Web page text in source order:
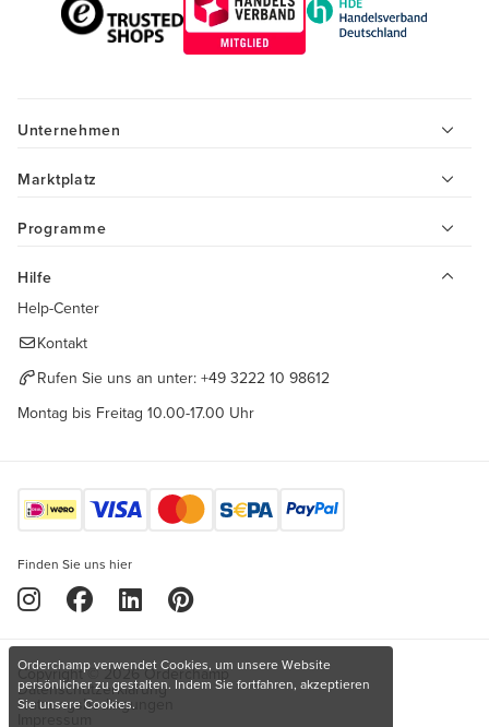
Unternehmen
Marktplatz
Programme
Hilfe
Help-Center
Kontakt
Rufen Sie uns an unter: +49 3222 10 98612
Montag bis Freitag 10.00-17.00 Uhr
Finden Sie uns hier
Copyright © 2026 Orderchamp
Datenschutzerklärung
Nutzungsbedingungen
Orderchamp verwendet Cookies, um unsere Website
persönlicher zu gestalten. Indem Sie fortfahren, akzeptieren
Sie unsere Cookies.